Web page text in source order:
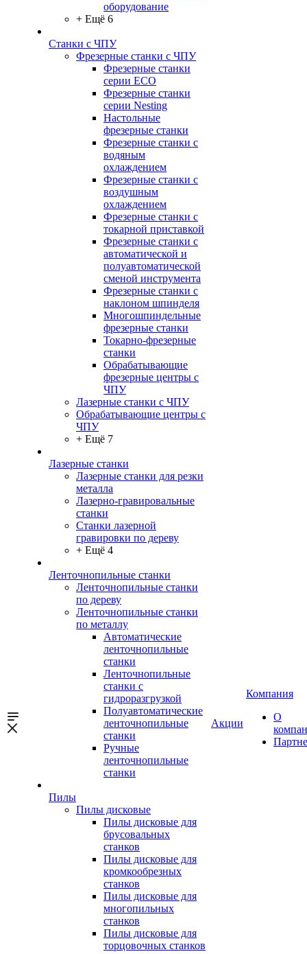
оборудование
+ Ещё 6
Станки с ЧПУ
Фрезерные станки с ЧПУ
Фрезерные станки
серии ECO
Фрезерные станки
серии Nesting
Настольные
фрезерные станки
Фрезерные станки с
водяным
охлаждением
Фрезерные станки с
воздушным
охлаждением
Фрезерные станки с
токарной приставкой
Фрезерные станки с
автоматической и
полуавтоматической
сменой инструмента
Фрезерные станки с
наклоном шпинделя
Многошпиндельные
фрезерные станки
Токарно-фрезерные
станки
Обрабатывающие
фрезерные центры с
ЧПУ
Лазерные станки с ЧПУ
Обрабатывающие центры с
ЧПУ
+ Ещё 7
Лазерные станки
Лазерные станки для резки
металла
Лазерно-гравировальные
станки
Станки лазерной
гравировки по дереву
+ Ещё 4
Ленточнопильные станки
Ленточнопильные станки
по дереву
Ленточнопильные станки
по металлу
Автоматические
ленточнопильные
станки
Ленточнопильные
станки с
гидроразгрузкой
Полуавтоматические
ленточнопильные
станки
Ручные
ленточнопильные
станки
Пилы
Пилы дисковые
Пилы дисковые для
брусовальных
станков
Пилы дисковые для
кромкообрезных
станков
Пилы дисковые для
многопильных
станков
Пилы дисковые для
торцовочных станков
Акции
Компания
О